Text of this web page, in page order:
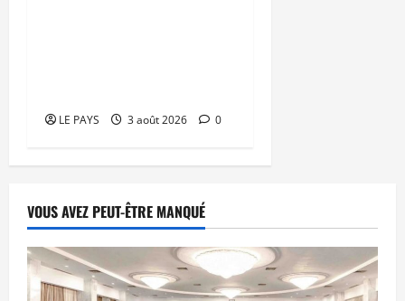
LE PAYS 3 août 2026 0
VOUS AVEZ PEUT-ÊTRE MANQUÉ